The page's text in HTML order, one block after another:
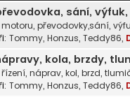
sání,
převodovky,sání,
Tommy, Honzus, Teddy86,
kola, brzdy,
náprav, kol, brzd,
Tommy, Honzus, Teddy86,